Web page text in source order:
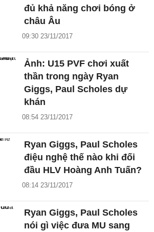
đủ khả năng chơi bóng ở
châu Âu
09:30 23/11/2017
Ảnh: U15 PVF chơi xuất
thần trong ngày Ryan
Giggs, Paul Scholes dự
khán
08:54 23/11/2017
Ryan Giggs, Paul Scholes
điệu nghệ thế nào khi đối
đầu HLV Hoàng Anh Tuấn?
08:14 23/11/2017
Ryan Giggs, Paul Scholes
nói gì việc đưa MU sang